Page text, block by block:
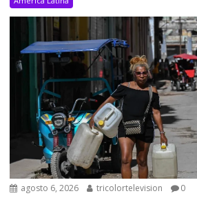
agosto 6, 2026 tricolortelevision 0